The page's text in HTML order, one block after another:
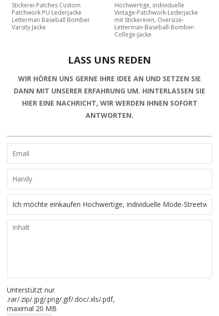
Stickerei Patches Custom
Patchwork PU Lederjacke
Letterman Baseball Bomber
Varsity Jacke
Hochwertige, individuelle
Vintage-Patchwork-Lederjacke
mit Stickereien, Oversize-
Letterman-Baseball-Bomber-
College-Jacke
LASS UNS REDEN
WIR HÖREN UNS GERNE IHRE IDEE AN UND SETZEN SIE
DANN MIT UNSERER ERFAHRUNG UM. HINTERLASSEN SIE
HIER EINE NACHRICHT, WIR WERDEN IHNEN SOFORT
ANTWORTEN.
Unterstützt nur
.rar/.zip/.jpg/.png/.gif/.doc/.xls/.pdf,
maximal 20 MB